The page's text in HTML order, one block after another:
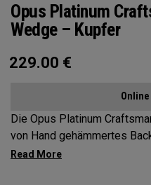
Opus Platinum
Wedge – Kupfer
229.00 €
Die Opus Platinum
von Hand gehämmertes
satiniertes PVD-